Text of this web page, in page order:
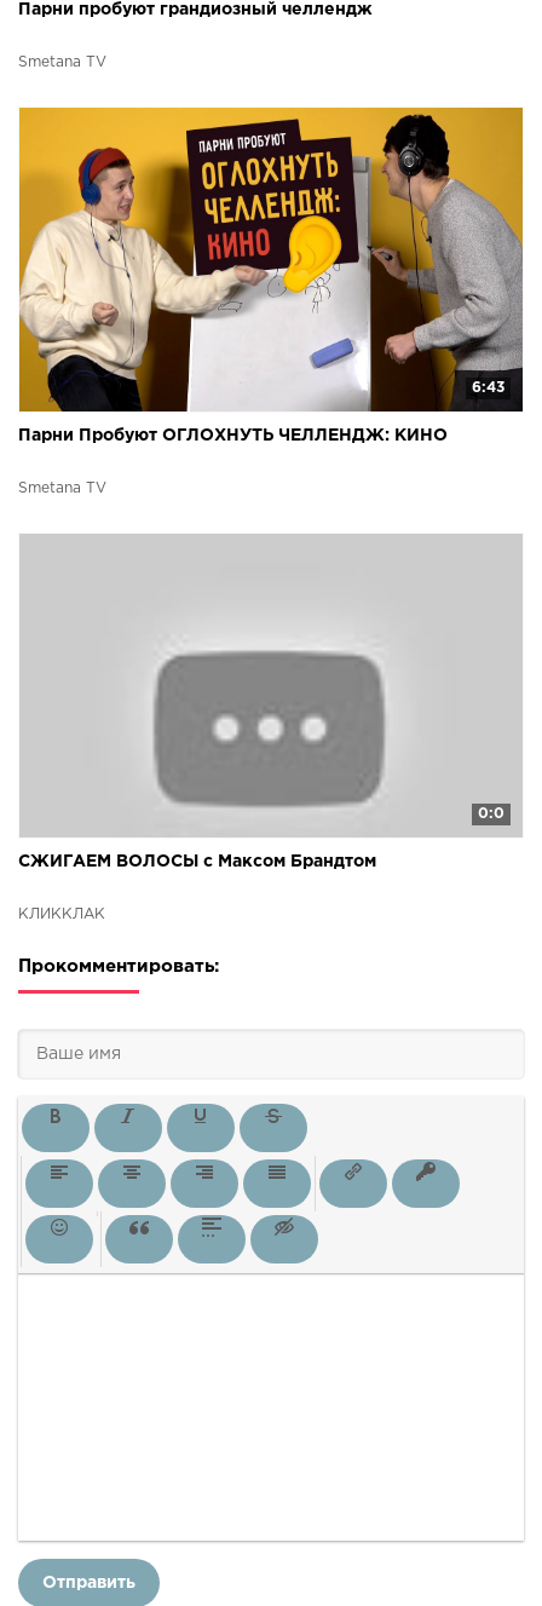
Парни пробуют грандиозный челлендж
Smetana TV
6:43
Парни Пробуют ОГЛОХНУТЬ ЧЕЛЛЕНДЖ: КИНО
Smetana TV
0:0
СЖИГАЕМ ВОЛОСЫ с Максом Брандтом
КЛИККЛАК
Прокомментировать:
Отправить